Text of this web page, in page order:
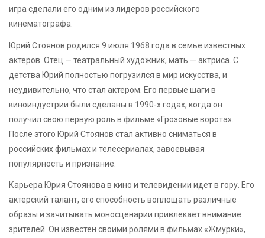
игра сделали его одним из лидеров российского
кинематографа.
Юрий Стоянов родился 9 июля 1968 года в семье известных
актеров. Отец — театральный художник, мать — актриса. С
детства Юрий полностью погрузился в мир искусства, и
неудивительно, что стал актером. Его первые шаги в
киноиндустрии были сделаны в 1990-х годах, когда он
получил свою первую роль в фильме «Грозовые ворота».
После этого Юрий Стоянов стал активно сниматься в
российских фильмах и телесериалах, завоевывая
популярность и признание.
Карьера Юрия Стоянова в кино и телевидении идет в гору. Его
актерский талант, его способность воплощать различные
образы и зачитывать моносценарии привлекает внимание
зрителей. Он известен своими ролями в фильмах «Жмурки»,